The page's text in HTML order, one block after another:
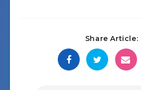
Share Article: